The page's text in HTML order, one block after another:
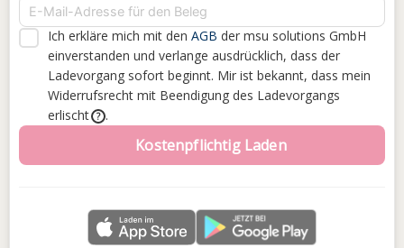
Ich erkläre mich mit den AGB der msu solutions GmbH
einverstanden und verlange ausdrücklich, dass der
Ladevorgang sofort beginnt. Mir ist bekannt, dass mein
Widerrufsrecht mit Beendigung des Ladevorgangs
erlischt
? .
Kostenpflichtig Laden